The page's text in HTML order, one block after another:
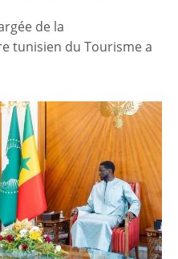
de la
tunisien du Tourisme a